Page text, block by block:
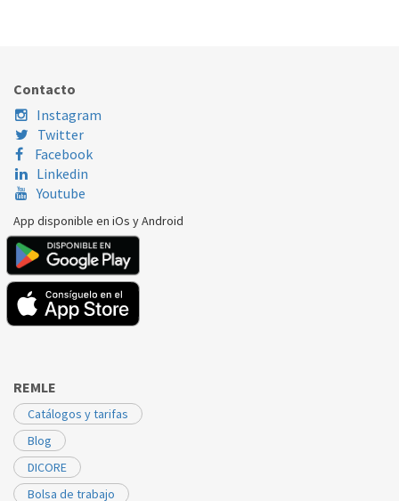
SAUNIER DUVAL
SAUNIER DUVAL
SAUNIER DUVAL
Contacto
Instagram
Twitter
Facebook
Linkedin
Youtube
App disponible en iOs y Android
REMLE
Catálogos y tarifas
Blog
DICORE
Bolsa de trabajo